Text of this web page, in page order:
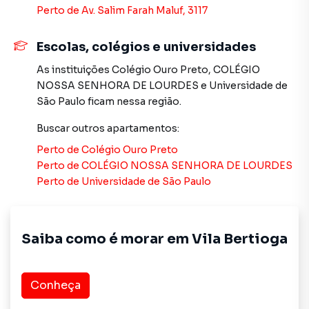
308/mês.
Se você procura apartamento 3 quartos na Mooca com
suíte, 2 vagas, sacada gourmet e lazer completo, pronto
para morar e em uma das regiões mais valorizadas da Zona
Leste, agende sua visita.
Apartamento para Venda em região valorizada do bairro
Vila Bertioga, em São Paulo. Não encontrou o que
equipe pelo telefone (11) 2783-2000.
apartamentos, casas residenciais e comerciais, sobrados,
terrenos, lojas e barracões para venda ou locação, além de
Perto de Av. Salim Farah Maluf, 3117
Escolas, colégios e universidades
As instituições Colégio Ouro Preto, COLÉGIO
NOSSA SENHORA DE LOURDES e Universidade de
São Paulo ficam nessa região.
Buscar outros apartamentos:
Perto de Colégio Ouro Preto
Perto de COLÉGIO NOSSA SENHORA DE LOURDES
Perto de Universidade de São Paulo
Saiba como é morar em Vila Bertioga
Conheça